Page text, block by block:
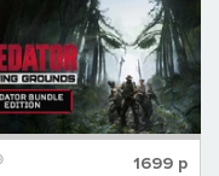
1699 р